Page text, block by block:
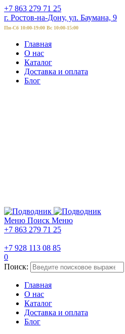
+7 863 279 71 25
г. Ростов-на-Дону, ул. Баумана, 9
Пн-Сб 10:00-19:00 Вс 10:00-15:00
Главная
О нас
Каталог
Доставка и оплата
Блог
Меню Поиск Меню
+7 863 279 71 25
+7 928 113 08 85
0
Поиск:
Главная
О нас
Каталог
Доставка и оплата
Блог